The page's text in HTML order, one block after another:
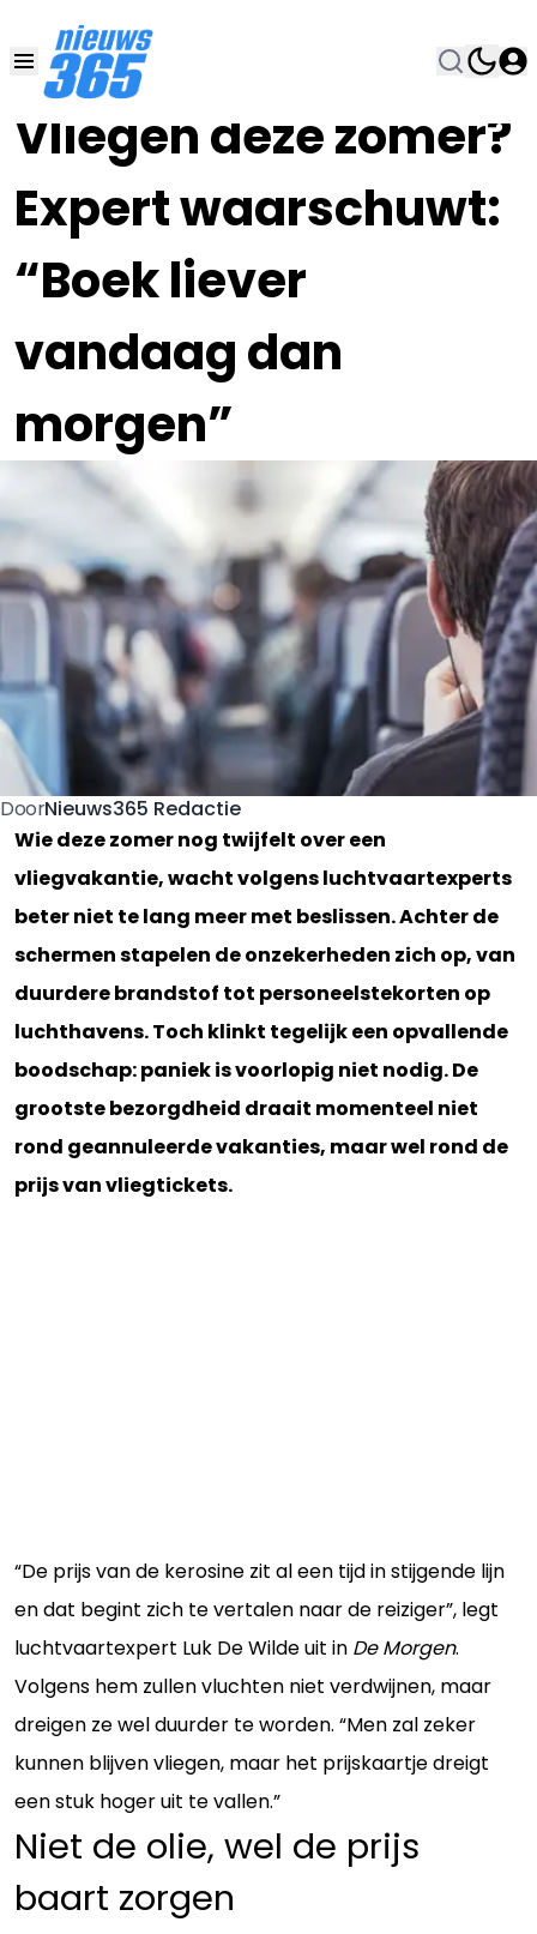
Vliegen deze zomer?
Expert waarschuwt:
“Boek liever
vandaag dan
morgen”
12 MEI , 10:00•
DoorNieuws365 Redactie
Wie deze zomer nog twijfelt over een
vliegvakantie, wacht volgens luchtvaartexperts
beter niet te lang meer met beslissen. Achter de
schermen stapelen de onzekerheden zich op, van
duurdere brandstof tot personeelstekorten op
luchthavens. Toch klinkt tegelijk een opvallende
boodschap: paniek is voorlopig niet nodig. De
grootste bezorgdheid draait momenteel niet
rond geannuleerde vakanties, maar wel rond de
prijs van vliegtickets.
“De prijs van de kerosine zit al een tijd in stijgende lijn
en dat begint zich te vertalen naar de reiziger”, legt
luchtvaartexpert Luk De Wilde uit in De Morgen.
Volgens hem zullen vluchten niet verdwijnen, maar
dreigen ze wel duurder te worden. “Men zal zeker
kunnen blijven vliegen, maar het prijskaartje dreigt
een stuk hoger uit te vallen.”
Niet de olie, wel de prijs
baart zorgen